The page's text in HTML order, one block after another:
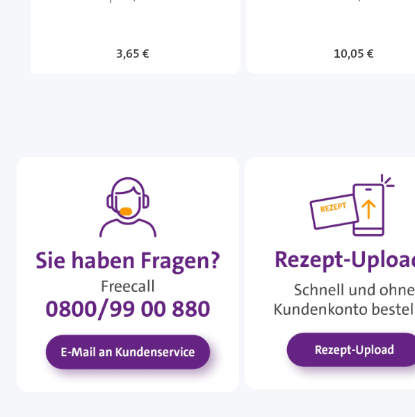
3,65 € 10,05 €